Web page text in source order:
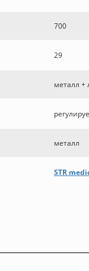
700
29
металл +
металл
STR